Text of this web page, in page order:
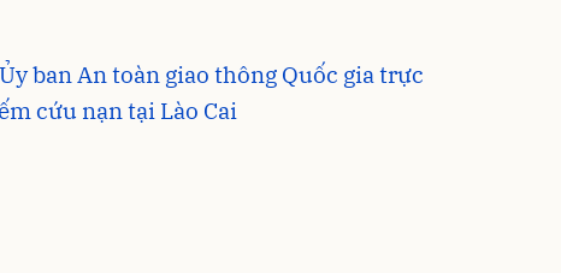
ban An toàn giao thông Quốc gia trực
cứu nạn tại Lào Cai